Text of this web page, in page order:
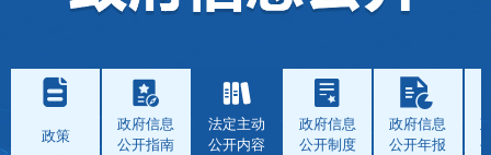
政策
政府信息
公开指南
法定主动
公开内容
政府信息
公开制度
政府信息
公开年报